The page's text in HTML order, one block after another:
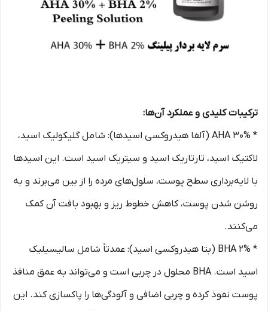
ترکیبات کلیدی و عملکرد آن‌ها:
* AHA 30% (آلفا هیدروکسی اسیدها): شامل گلیکولیک اسید،
لاکتیک اسید، تارتاریک اسید و سیتریک اسید است. این اسیدها
با لایه‌برداری سطح پوست، سلول‌های مرده را از بین می‌برند و به
روشن شدن پوست، کاهش خطوط ریز و بهبود بافت آن کمک
می‌کنند.
* BHA 2% (بتا هیدروکسی اسید): عمدتاً شامل سالیسیلیک
اسید است. BHA محلول در چربی است و می‌تواند به عمق منافذ
پوست نفوذ کرده و چربی اضافی و آلودگی‌ها را پاکسازی کند. این